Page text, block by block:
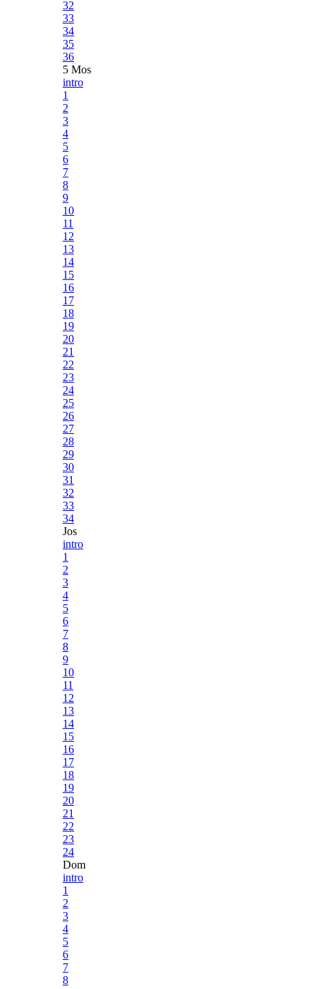
32
33
34
35
36
5 Mos
intro
1
2
3
4
5
6
7
8
9
10
11
12
13
14
15
16
17
18
19
20
21
22
23
24
25
26
27
28
29
30
31
32
33
34
Jos
intro
1
2
3
4
5
6
7
8
9
10
11
12
13
14
15
16
17
18
19
20
21
22
23
24
Dom
intro
1
2
3
4
5
6
7
8